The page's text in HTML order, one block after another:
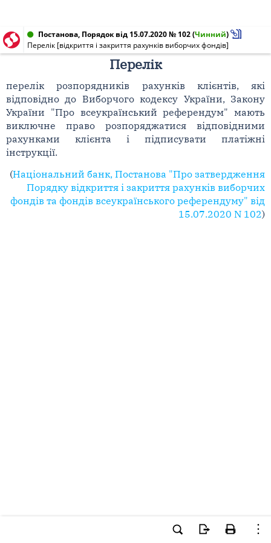
Постанова, Порядок від 15.07.2020 № 102(Чинний)
Перелік [відкриття і закриття рахунків виборчих фондів]